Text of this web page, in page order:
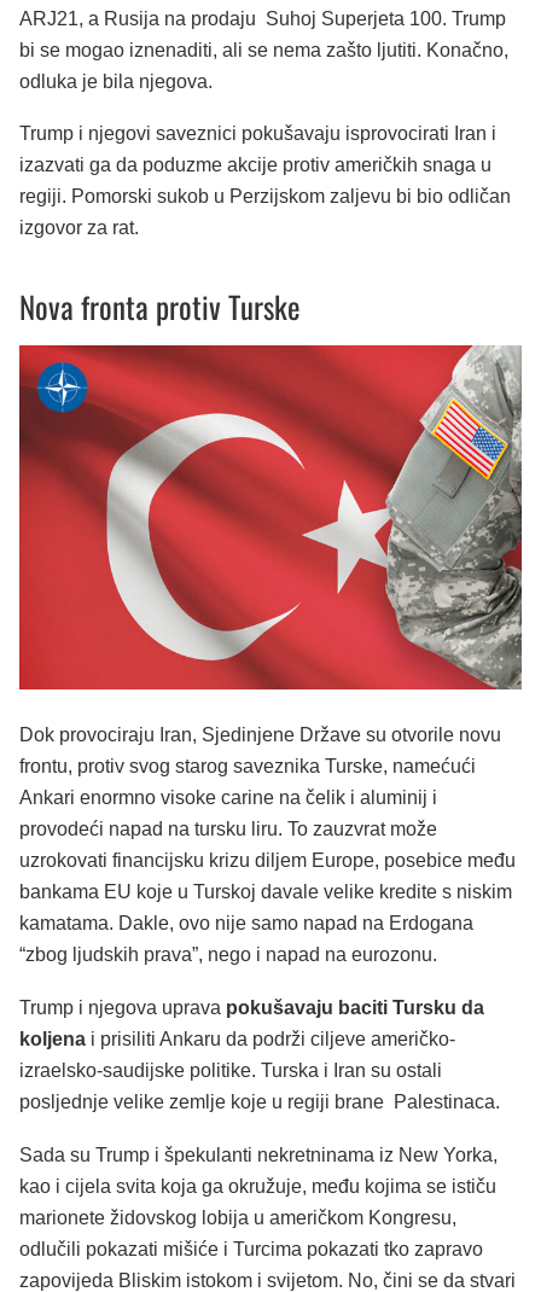
ARJ21, a Rusija na prodaju Suhoj Superjeta 100. Trump
bi se mogao iznenaditi, ali se nema zašto ljutiti. Konačno,
odluka je bila njegova.
Trump i njegovi saveznici pokušavaju isprovocirati Iran i
izazvati ga da poduzme akcije protiv američkih snaga u
regiji. Pomorski sukob u Perzijskom zaljevu bi bio odličan
izgovor za rat.
Nova fronta protiv Turske
Dok provociraju Iran, Sjedinjene Države su otvorile novu
frontu, protiv svog starog saveznika Turske, namećući
Ankari enormno visoke carine na čelik i aluminij i
provodeći napad na tursku liru. To zauzvrat može
uzrokovati financijsku krizu diljem Europe, posebice među
bankama EU koje u Turskoj davale velike kredite s niskim
kamatama. Dakle, ovo nije samo napad na Erdogana
“zbog ljudskih prava”, nego i napad na eurozonu.
Trump i njegova uprava pokušavaju baciti Tursku da
koljena i prisiliti Ankaru da podrži ciljeve američko-
izraelsko-saudijske politike. Turska i Iran su ostali
posljednje velike zemlje koje u regiji brane Palestinaca.
Sada su Trump i špekulanti nekretninama iz New Yorka,
kao i cijela svita koja ga okružuje, među kojima se ističu
marionete židovskog lobija u američkom Kongresu,
odlučili pokazati mišiće i Turcima pokazati tko zapravo
zapovijeda Bliskim istokom i svijetom. No, čini se da stvari